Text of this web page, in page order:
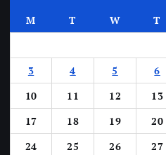
M T W T
3
4 5 6
10
11 12 13
17
18 19 20
24
25 26 27